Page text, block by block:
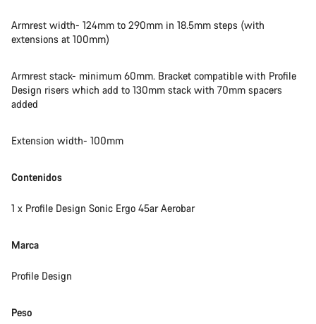
Armrest width- 124mm to 290mm in 18.5mm steps (with
extensions at 100mm)
Armrest stack- minimum 60mm. Bracket compatible with Profile
Design risers which add to 130mm stack with 70mm spacers
added
Extension width- 100mm
Contenidos
1 x Profile Design Sonic Ergo 45ar Aerobar
Marca
Profile Design
Peso